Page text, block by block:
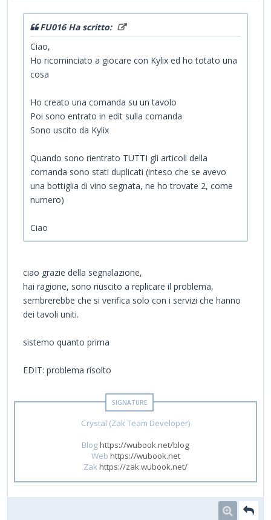
FU016 Ha scritto:
Ciao,
Ho ricominciato a giocare con Kylix ed ho totato una
cosa
Ho creato una comanda su un tavolo
Poi sono entrato in edit sulla comanda
Sono uscito da Kylix
Quando sono rientrato TUTTI gli articoli della
comanda sono stati duplicati (inteso che se avevo
una bottiglia di vino segnata, ne ho trovate 2, come
numero)
Ciao
ciao grazie della segnalazione,
hai ragione, sono riuscito a replicare il problema,
sembrerebbe che si verifica solo con i servizi che hanno
dei tavoli uniti.
sistemo quanto prima
EDIT: problema risolto
Crystal (Zak Team Developer)
Bloghttps://wubook.net/blog
Web https://wubook.net
Zakhttps://zak.wubook.net/